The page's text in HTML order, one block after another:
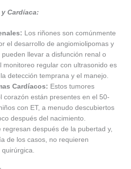
Cardíaca:
Los riñones son comúnmente
el desarrollo de angiomiolipomas y
llevar a disfunción renal o
monitoreo regular con ultrasonido es
detección temprana y el manejo.
Cardíacos: Estos tumores
corazón están presentes en el 50-
con ET, a menudo descubiertos
después del nacimiento.
regresan después de la pubertad y,
de los casos, no requieren